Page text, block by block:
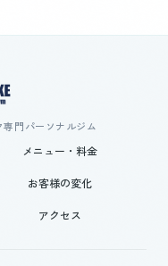
門パーソナルジム
メニュー・料金
お客様の変化
アクセス